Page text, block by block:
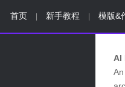
首页 新手教程 模版&
AI